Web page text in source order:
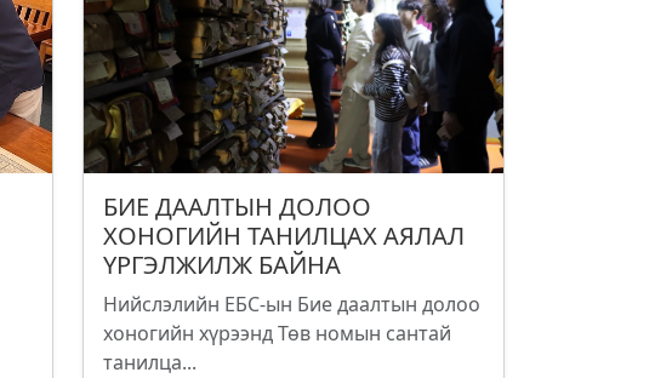
БИЕ ДААЛТЫН ДОЛОО
ХОНОГИЙН ТАНИЛЦАХ АЯЛАЛ
ҮРГЭЛЖИЛЖ БАЙНА
Нийслэлийн ЕБС-ын Бие даалтын долоо
хоногийн хүрээнд Төв номын сантай
танилца...